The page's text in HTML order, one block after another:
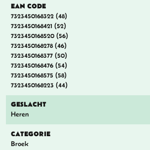
EAN CODE
7323450168322 (48)
7323450168421 (52)
7323450168520 (56)
7323450168278 (46)
7323450168377 (50)
7323450168476 (54)
7323450168575 (58)
7323450168223 (44)
GESLACHT
Heren
CATEGORIE
Broek